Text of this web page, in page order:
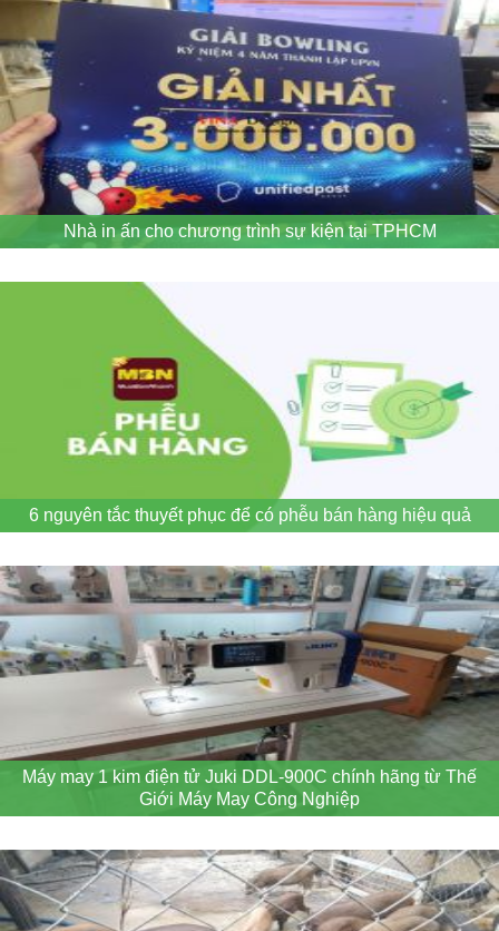
Nhà in ấn cho chương trình sự kiện tại TPHCM
6 nguyên tắc thuyết phục để có phễu bán hàng hiệu quả
Máy may 1 kim điện tử Juki DDL-900C chính hãng từ Thế
Giới Máy May Công Nghiệp